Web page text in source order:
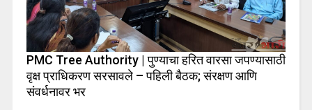
PMC Tree Authority | पुण्याचा हरित वारसा जपण्यासाठी
वृक्ष प्राधिकरण सरसावले – पहिली बैठक; संरक्षण आणि
संवर्धनावर भर